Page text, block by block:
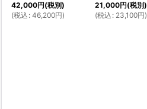
42,000円(税別)
(税込 : 46,200円)
21,000円(税別)
(税込 : 23,100円)